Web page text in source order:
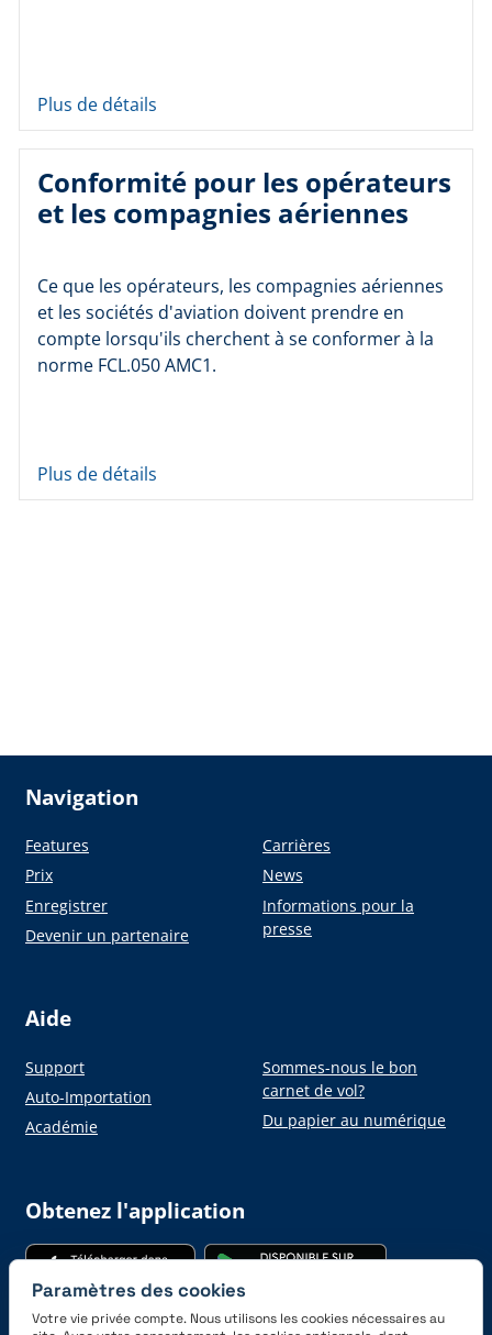
Plus de détails
Conformité pour les opérateurs
et les compagnies aériennes
Ce que les opérateurs, les compagnies aériennes
et les sociétés d'aviation doivent prendre en
compte lorsqu'ils cherchent à se conformer à la
norme FCL.050 AMC1.
Plus de détails
Navigation
Features
Prix
Enregistrer
Devenir un partenaire
Carrières
News
Informations pour la
presse
Aide
Support
Auto-Importation
Académie
Sommes-nous le bon
carnet de vol?
Du papier au numérique
Obtenez l'application
Paramètres des cookies
Votre vie privée compte. Nous utilisons les cookies nécessaires au